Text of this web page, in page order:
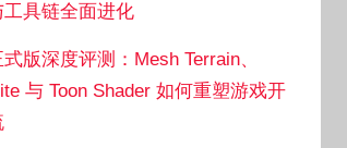
工具链全面进化
版深度评测：Mesh Terrain、
与 Toon Shader 如何重塑游戏开